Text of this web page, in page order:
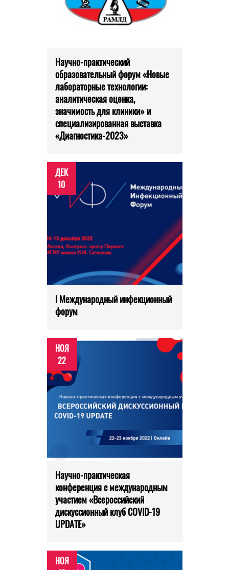
Научно-практический
образовательный форум «Новые
лабораторные технологии:
аналитическая оценка,
значимость для клиники» и
специализированная выставка
«Диагностика-2023»
ДЕК
10
I Международный инфекционный
форум
НОЯ
22
Научно-практическая
конференция с международным
участием «Всероссийский
дискуссионный клуб COVID-19
UPDATE»
НОЯ